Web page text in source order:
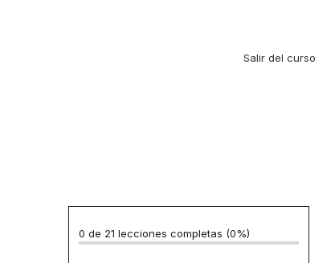
Salir del curso
0 de 21 lecciones completas (0%)